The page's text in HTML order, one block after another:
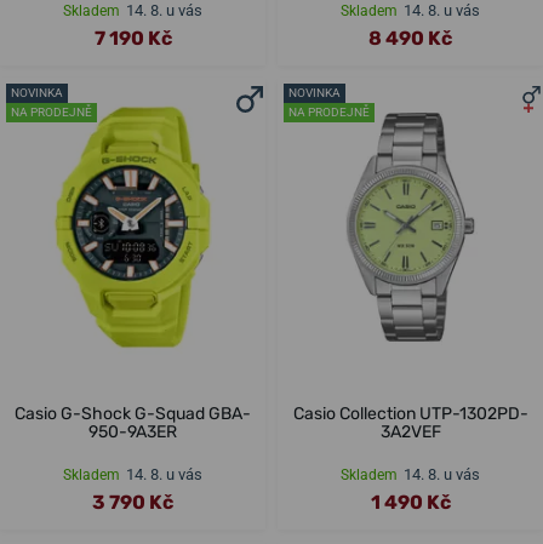
Skladem 14. 8. u vás
7 190 Kč
Skladem 14. 8. u vás
8 490 Kč
NOVINKA
NA PRODEJNĚ
Casio G-Shock G-Squad GBA-
950-9A3ER
Skladem 14. 8. u vás
3 790 Kč
NOVINKA
NA PRODEJNĚ
Casio Collection UTP-1302PD-
3A2VEF
Skladem 14. 8. u vás
1 490 Kč